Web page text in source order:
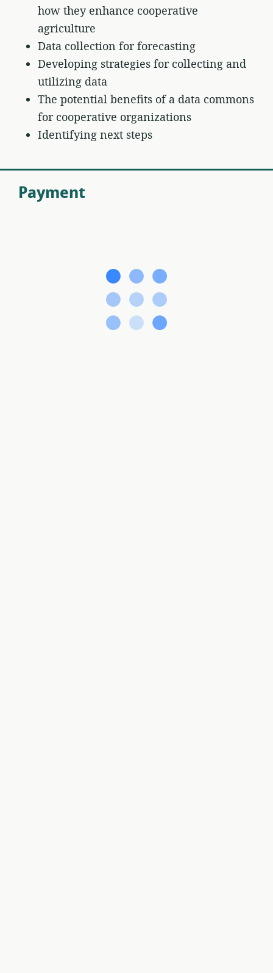
how they enhance cooperative
agriculture
Data collection for forecasting
Developing strategies for collecting and
utilizing data
The potential benefits of a data commons
for cooperative organizations
Identifying next steps
Payment